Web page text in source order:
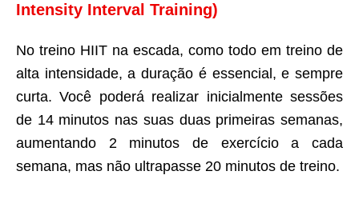
Intensity Interval Training)
No treino HIIT na escada, como todo em treino de
alta intensidade, a duração é essencial, e sempre
curta. Você poderá realizar inicialmente sessões
de 14 minutos nas suas duas primeiras semanas,
aumentando 2 minutos de exercício a cada
semana, mas não ultrapasse 20 minutos de treino.